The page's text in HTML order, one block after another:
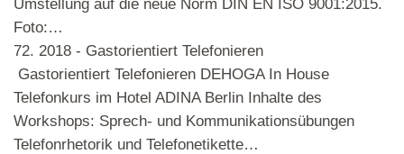
Umstellung auf die neue Norm DIN EN ISO 9001:2015.
Foto:…
72. 2018 - Gastorientiert Telefonieren
Gastorientiert Telefonieren DEHOGA In House
Telefonkurs im Hotel ADINA Berlin Inhalte des
Workshops: Sprech- und Kommunikationsübungen
Telefonrhetorik und Telefonetikette…